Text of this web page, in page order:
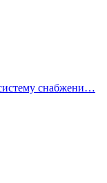
снабжени…